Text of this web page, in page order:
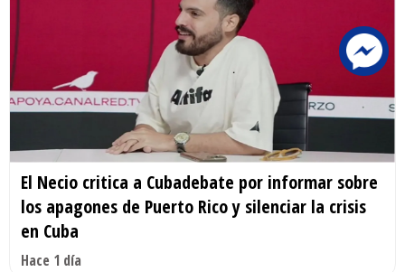
El Necio critica a Cubadebate por informar sobre
los apagones de Puerto Rico y silenciar la crisis
en Cuba
Hace 1 día